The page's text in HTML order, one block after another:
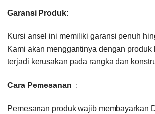
Garansi Produk:
Kursi ansel ini memiliki garansi penuh
Kami akan menggantinya dengan produk
terjadi kerusakan pada rangka dan
Cara Pemesanan :
Pemesanan produk wajib membayarkan